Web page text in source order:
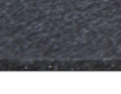
Poroton
Blocchi in
prestazioni
in zona